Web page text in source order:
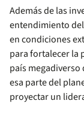
Además de las
entendimiento
en condiciones
para fortalecer la
país megadiverso
esa parte del
proyectar un